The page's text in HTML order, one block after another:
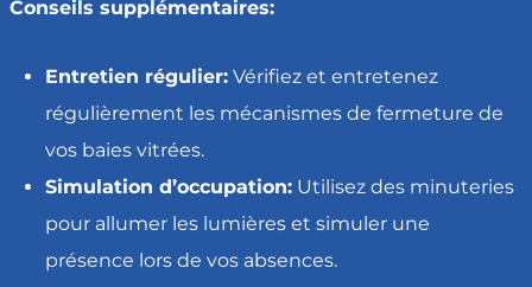
Conseils supplémentaires:
Entretien régulier:Vérifiez et entretenez
régulièrement les mécanismes de fermeture de
vos baies vitrées.
Simulation d’occupation:Utilisez des minuteries
pour allumer les lumières et simuler une
présence lors de vos absences.